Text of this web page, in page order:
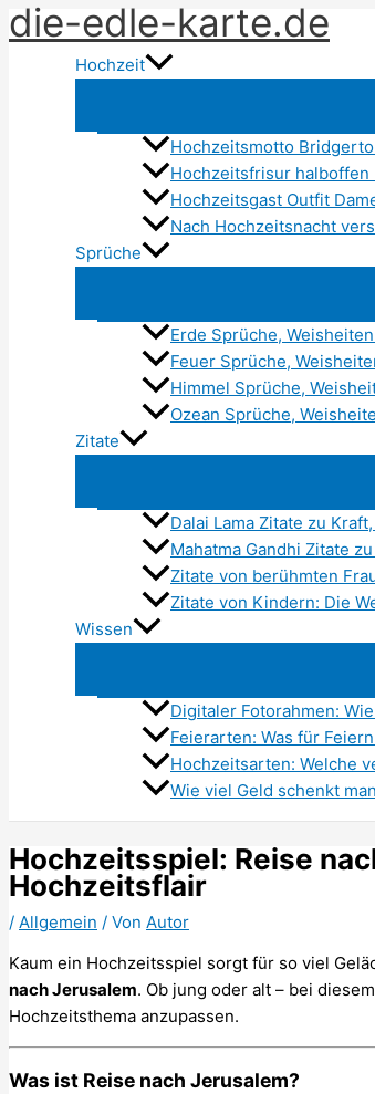
Zum
Inhalt
springen
die-edle-karte.de
Hochzeit
Hochzeitsmotto
Hochzeitsfrisur halboffen
Hochzeitsgast Outfit
Nach Hochzeitsnacht
Sprüche
Erde Sprüche,
Feuer Sprüche,
Himmel Sprüche,
Ozean Sprüche,
Zitate
Dalai Lama Zitate zu
Mahatma Gandhi Zitate
Zitate von berühmten
Zitate von Kindern: Die
Wissen
Digitaler Fotorahmen:
Feierarten: Was für
Hochzeitsarten: Welche
Wie viel Geld schenkt
Hochzeitsspiel: Reise
Hochzeitsflair
/ Allgemein / Von Autor
Kaum ein Hochzeitsspiel sorgt für so viel
nach Jerusalem. Ob jung oder alt – bei
Hochzeitsthema anzupassen.
Was ist Reise nach Jerusalem?